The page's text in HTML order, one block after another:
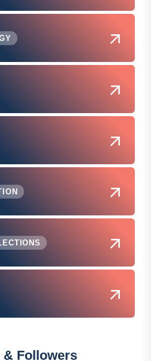
Followers